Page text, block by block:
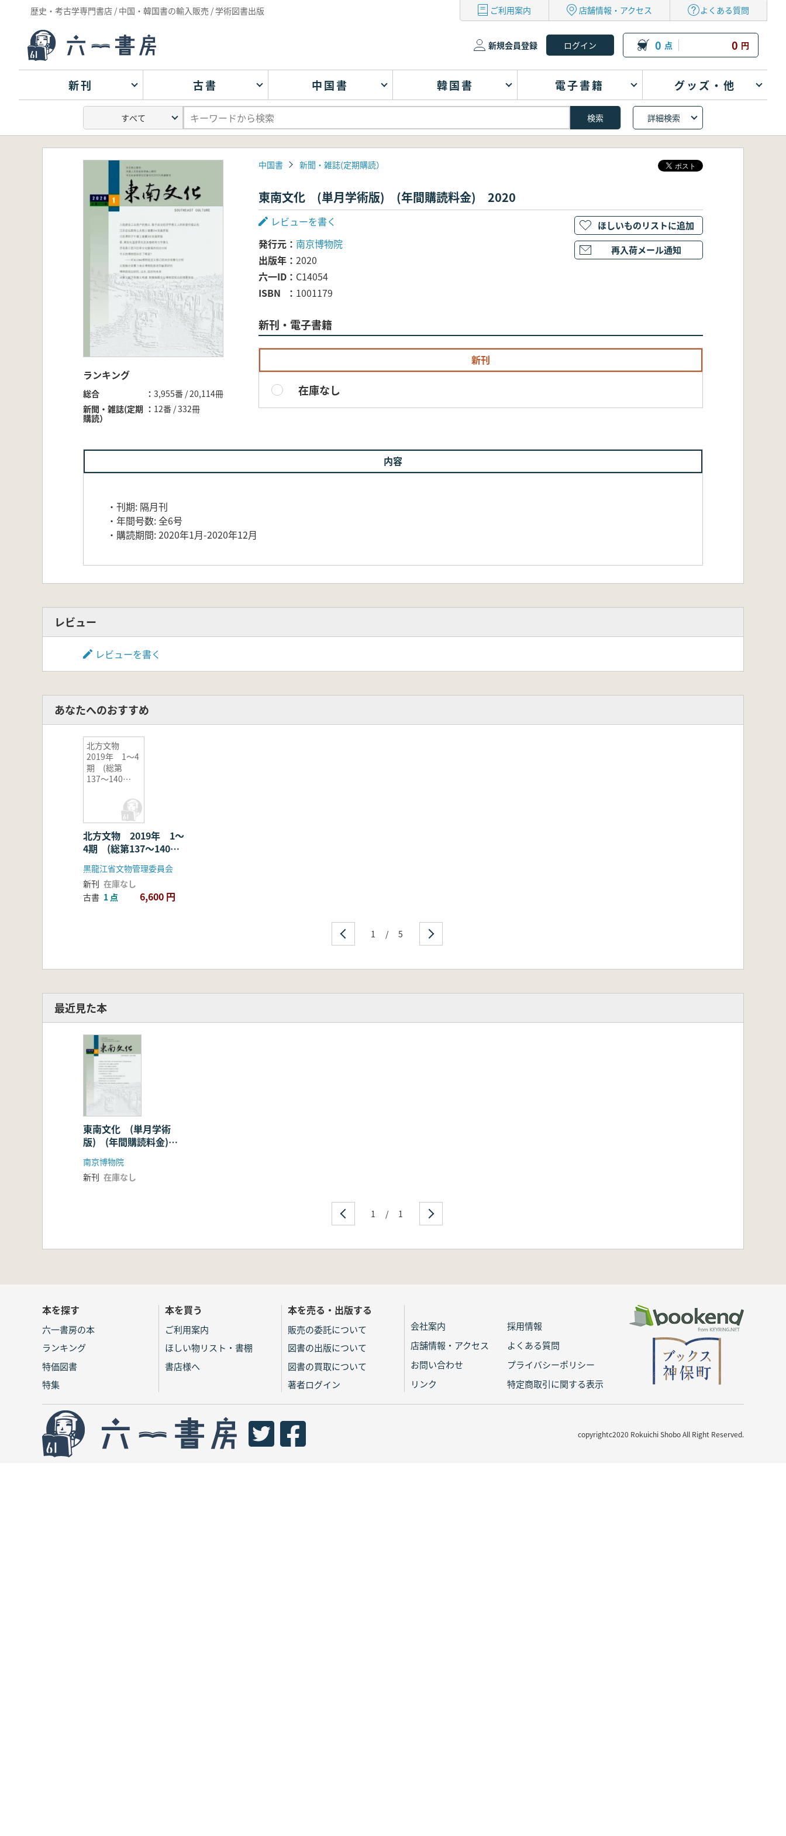
歴史・考古学専門書店 / 中国・韓国書の輸入販売 / 学術図書出版 ご利用案内 店舗情報・アクセス よくある質問
新規会員登録 0 点 0 円
新刊 古書 中国書 韓国書 電子書籍 グッズ・他
詳細検索
ランキング
総合
3,955番 / 20,114冊
新聞・雑誌(定期
購読）
12番 / 332冊
中国書 新聞・雑誌(定期購読）
東南文化 (単月学術版) (年間購読料金) 2020
レビューを書く
発行元
南京博物院
出版年
2020
六一ID
C14054
ISBN
1001179
新刊・電子書籍
新刊
在庫なし
ほしいものリストに追加
再入荷メール通知
内容
・刊期: 隔月刊
・年間号数: 全6号
・購読期間: 2020年1月-2020年12月
レビュー
レビューを書く
あなたへのおすすめ
北方文物
2019年 1〜4
期 (総第
137〜140
北方文物 2019年 1〜
4期 (総第137〜140
期) 4冊セット
黒龍江省文物管理委員会
新刊 在庫なし
古書 1 点 6,600 円
1 / 5
最近見た本
東南文化 (単月学術
版) (年間購読料金)
2020
南京博物院
新刊 在庫なし
1 / 1
本を探す
六一書房の本
ランキング
特価図書
特集
本を買う
ご利用案内
ほしい物リスト・書棚
書店様へ
本を売る・出版する
販売の委託について
図書の出版について
図書の買取について
著者ログイン
会社案内
採用情報
店舗情報・アクセス
よくある質問
お問い合わせ
プライバシーポリシー
リンク
特定商取引に関する表示
copyrightc2020 Rokuichi Shobo All Right Reserved.